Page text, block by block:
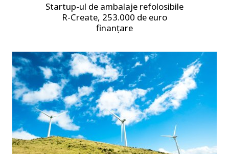
Startup-ul de ambalaje refolosibile
R-Create, 253.000 de euro
finanțare